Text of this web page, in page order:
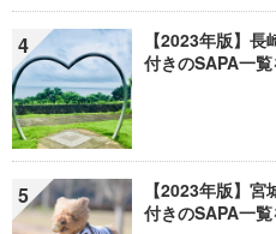
4
【2023年版】
付きのSAPA一覧
5
【2023年版】
付きのSAPA一覧